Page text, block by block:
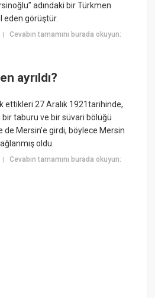
adındaki bir Türkmen
eden görüştür.
|Cevabın tamamını burada okuyun:
ayrıldı?
ettikleri 27 Aralık 1921tarihinde,
bir taburu ve bir süvari bölüğü
de Mersin'e girdi, böylece Mersin
oldu.
|Cevabın tamamını burada okuyun: